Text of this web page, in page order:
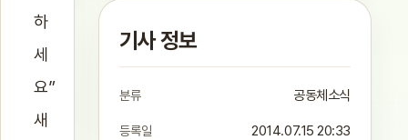
하
세
요”
새
기사 정보
분류 공동체소식
등록일 2014.07.15 20:33